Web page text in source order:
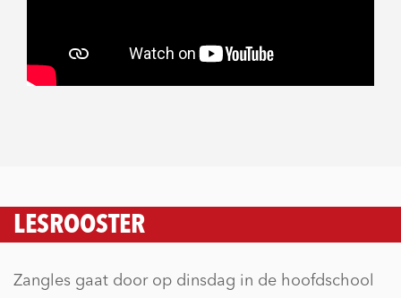
LESROOSTER
Zangles gaat door op dinsdag in de hoofdschool